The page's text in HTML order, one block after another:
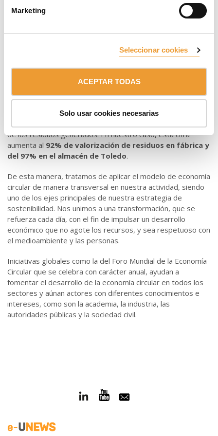
Marketing
Seleccionar cookies
ACEPTAR TODAS
Solo usar cookies necesarias
buscamos
reducir el consumo de materias primasa
través de la incorporación de los conceptos de economía
Finalmente, siguiendo otro de los principios de la economía
circular, tratamos de minimizar la cantidad de residuos que
tanto en nuestra fábrica situada en Oñati, como en nuestro
principal almacén regulador, localizado en Ajofrín, Toledo.
de los residuos generados. En nuestro caso, esta cifra
aumenta al 92% de valorización de residuos en fábrica y
del 97% en el almacén de Toledo.
De esta manera, tratamos de aplicar el modelo de economía
circular de manera transversal en nuestra actividad, siendo
uno de los ejes principales de nuestra estrategia de
sostenibilidad. Nos unimos a una transformación, que se
refuerza cada día, con el fin de impulsar un desarrollo
económico que no agote los recursos, y sea respetuoso con
el medioambiente y las personas.
Iniciativas globales como la del Foro Mundial de la Economía
Circular que se celebra con carácter anual, ayudan a
fomentar el desarrollo de la economía circular en todos los
sectores y aúnan actores con diferentes conocimientos e
intereses, como son la academia, la industria, las
autoridades públicas y la sociedad civil.